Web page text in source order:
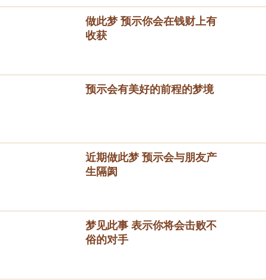
做此梦 预示你会在钱财上有
收获
预示会有美好的前程的梦境
近期做此梦 预示会与朋友产
生隔阂
梦见此事 表示你将会击败不
俗的对手